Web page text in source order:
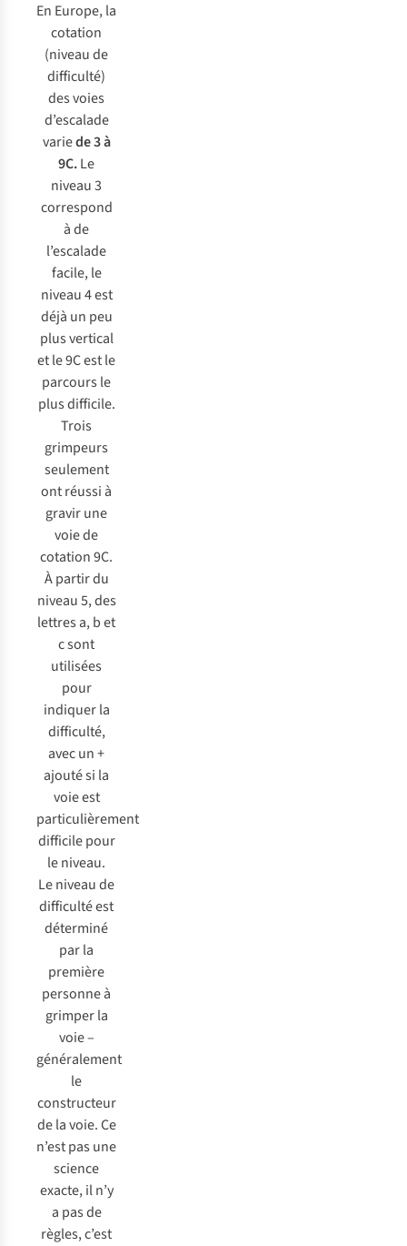
En Europe, la
cotation
(niveau de
difficulté)
des voies
d’escalade
variede 3 à
9C.Le
niveau 3
correspond
à de
l’escalade
facile, le
niveau 4 est
déjà un peu
plus vertical
et le 9C est le
parcours le
plus difficile.
Trois
grimpeurs
seulement
ont réussi à
gravir une
voie de
cotation 9C.
À partir du
niveau 5, des
lettres a, b et
c sont
utilisées
pour
indiquer la
difficulté,
avec un +
ajouté si la
voie est
particulièrement
difficile pour
le niveau.
Le niveau de
difficulté est
déterminé
par la
première
personne à
grimper la
voie –
généralement
le
constructeur
de la voie. Ce
n’est pas une
science
exacte, il n’y
a pas de
règles, c’est